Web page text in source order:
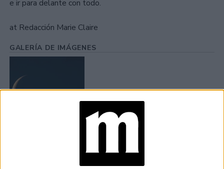
e ir para delante con todo.
at Redacción Marie Claire
GALERÍA DE IMÁGENES
Accedé a los beneficios para suscriptores